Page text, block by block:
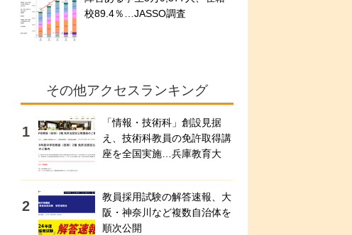
校89.4％…JASSO調査
その他アクセスランキング
「情報・技術科」創設見据
え、技術科教員の免許取得講
座を全国実施…兵庫教育大
教員採用試験の解答速報、大
阪・神奈川など複数自治体を
順次公開